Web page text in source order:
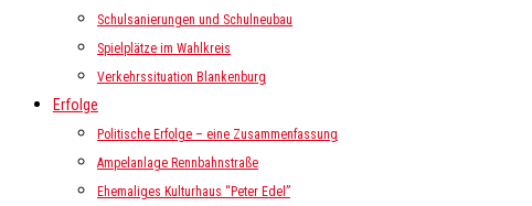
Schulsanierungen und Schulneubau
Spielplätze im Wahlkreis
Verkehrssituation Blankenburg
Erfolge
Politische Erfolge – eine Zusammenfassung
Ampelanlage Rennbahnstraße
Ehemaliges Kulturhaus “Peter Edel”